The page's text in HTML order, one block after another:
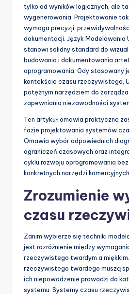
U
p
d
tylko od wyników logicznych, ale
wygenerowania. Projektowanie
wymaga precyzji,
dokumentacji. Język Modelowania
stanowi solidny standard do
budowania i dokumentowania
oprogramowania. Gdy stosowany
kontekście czasu rzeczywistego,
potężnym narzędziem do
zapewniania niezawodności
Ten artykuł omawia praktyczne
fazie projektowania systemów
Omawia wybór odpowiednich
ograniczeń czasowych oraz
cyklu rozwoju oprogramowania
konkretnych narzędzi komercyjnych.
Zrozumienie
czasu
Zanim wybierze się techniki
jest rozróżnienie między
rzeczywistego twardym a
rzeczywistego twardego muszą
ich niepowodzenie prowadzi do
systemu. Systemy czasu